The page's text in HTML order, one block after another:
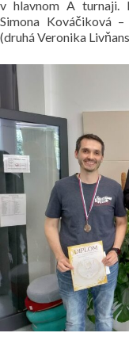
v hlavnom A turnaji.
Simona Kováčiková
(druhá Veronika